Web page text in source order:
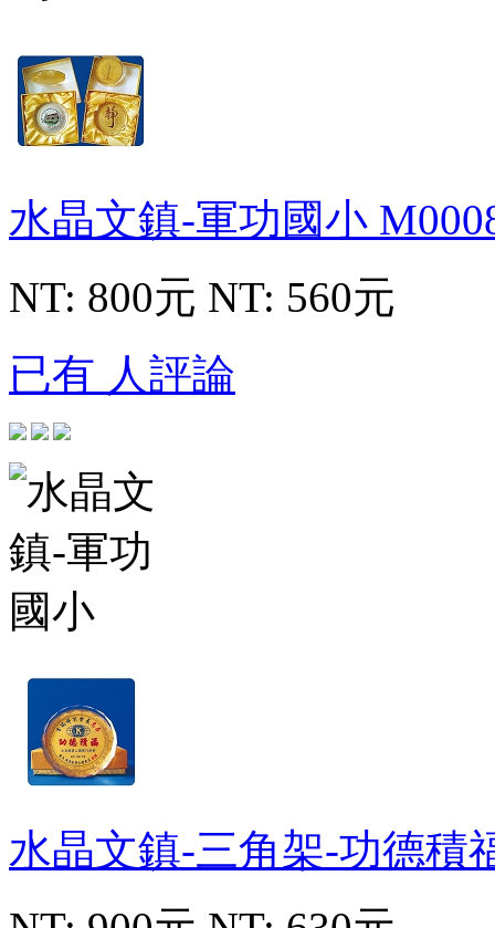
水晶文鎮-軍功國小
NT: 800元 NT: 560元
已有 人評論
水晶文鎮-三角架-功德積